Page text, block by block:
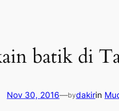
batik di
Nov 30, 2016—bydakirin